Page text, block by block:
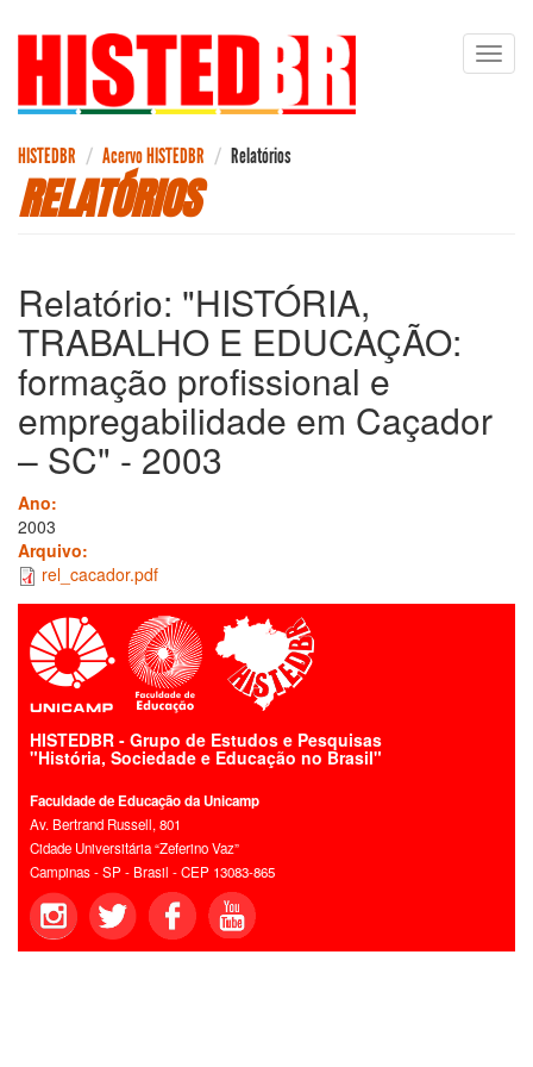
Pular
conteúdo
HISTEDBR Acervo HISTEDBR Relatórios
RELATÓRIOS
Relatório: "HISTÓRIA,
TRABALHO E EDUCAÇÃO:
formação profissional e
empregabilidade em Caçador
– SC" - 2003
Ano:
2003
Arquivo:
rel_cacador.pdf
HISTEDBR - Grupo de Estudos e Pesquisas
"História, Sociedade e Educação no Brasil"
Faculdade de Educação da Unicamp
Av. Bertrand Russell, 801
Cidade Universitária “Zeferino Vaz”
Campinas - SP - Brasil - CEP 13083-865